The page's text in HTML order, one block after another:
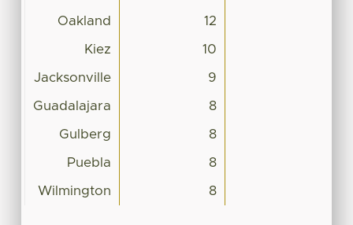
Oakland 12
Kiez 10
Jacksonville 9
Guadalajara 8
Gulberg 8
Puebla 8
Wilmington 8